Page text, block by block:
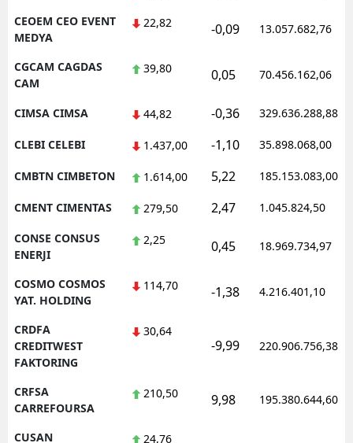
CEOEM CEO EVENT
MEDYA
22,82 -0,09 13.057.682,76
CGCAM CAGDAS
CAM
39,80 0,05 70.456.162,06
CIMSA CIMSA 44,82 -0,36 329.636.288,88
CLEBI CELEBI 1.437,00 -1,10 35.898.068,00
CMBTN CIMBETON 1.614,00 5,22 185.153.083,00
CMENT CIMENTAS 279,50 2,47 1.045.824,50
CONSE CONSUS
ENERJI
2,25 0,45 18.969.734,97
COSMO COSMOS
YAT. HOLDING
114,70 -1,38 4.216.401,10
CRDFA
CREDITWEST
FAKTORING
30,64
-9,99 220.906.756,38
CRFSA
CARREFOURSA
210,50 9,98 195.380.644,60
CUSAN
24,76